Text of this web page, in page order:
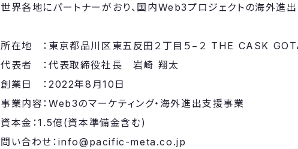
世界各地にパートナーがおり、国内Web3プロジェクトの海外進出
所在地 ：東京都品川区東五反田２丁目５−２ THE CASK
代表者 ：代表取締役社長 岩崎 翔太
創業日 ：2022年8月10日
事業内容：Web3のマーケティング・海外進出支援事業
資本金：1.5億(資本準備金含む)
問い合わせ：info@pacific-meta.co.jp